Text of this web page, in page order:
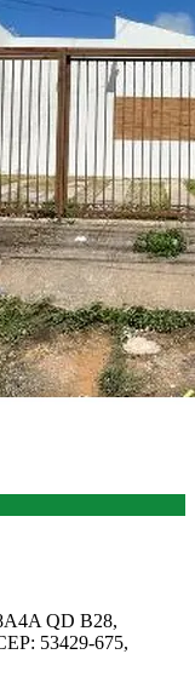
QD B28,
53429-675,